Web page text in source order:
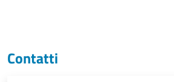
Contatti